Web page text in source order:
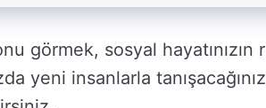
görmek, sosyal
yeni insanlarla